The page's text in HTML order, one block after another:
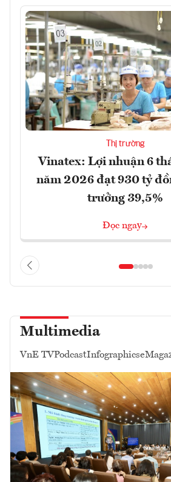
Thị trường
Vinatex: Lợi nhuận 6
năm 2026 đạt 930 tỷ
trưởng 39,5%
Đọc ngay
Multimedia
VnE TVPodcastInfographics